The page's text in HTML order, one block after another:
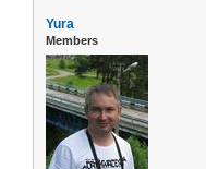
Yura
Members